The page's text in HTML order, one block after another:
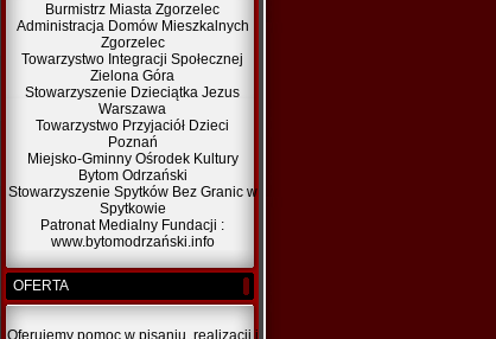
Burmistrz Miasta Zgorzelec
Administracja Domów Mieszkalnych
Zgorzelec
Towarzystwo Integracji Społecznej
Zielona Góra
Stowarzyszenie Dzieciątka Jezus
Warszawa
Towarzystwo Przyjaciół Dzieci
Poznań
Miejsko-Gminny Ośrodek Kultury
Bytom Odrzański
Stowarzyszenie Spytków Bez Granic w
Spytkowie
Patronat Medialny Fundacji :
www.bytomodrzański.info
OFERTA
Oferujemy pomoc w pisaniu ,realizacji i